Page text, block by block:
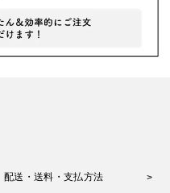
配送・送料・支払方法